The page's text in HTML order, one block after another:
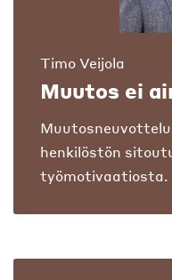
Timo Veijola
Muutos ei
henkilöstön
työmotivaatiosta.